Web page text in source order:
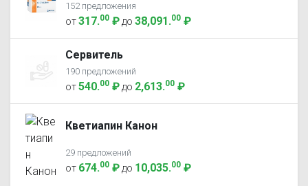
152 предложения
от317.00 ₽ до 38,091.00 ₽
Сервитель
190 предложений
от540.00 ₽ до 2,613.00 ₽
Кветиапин Канон
29 предложений
от 674.00 ₽ до 10,035.00 ₽